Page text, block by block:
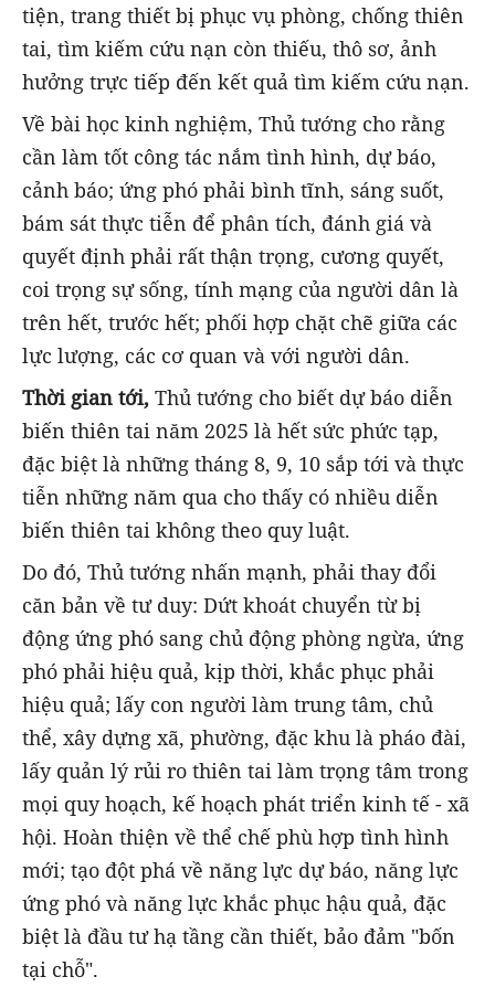
tiện, trang thiết bị phục vụ phòng, chống thiên
tai, tìm kiếm cứu nạn còn thiếu, thô sơ, ảnh
hưởng trực tiếp đến kết quả tìm kiếm cứu nạn.
Về bài học kinh nghiệm, Thủ tướng cho rằng
cần làm tốt công tác nắm tình hình, dự báo,
cảnh báo; ứng phó phải bình tĩnh, sáng suốt,
bám sát thực tiễn để phân tích, đánh giá và
quyết định phải rất thận trọng, cương quyết,
coi trọng sự sống, tính mạng của người dân là
trên hết, trước hết; phối hợp chặt chẽ giữa các
lực lượng, các cơ quan và với người dân.
Thời gian tới, Thủ tướng cho biết dự báo diễn
biến thiên tai năm 2025 là hết sức phức tạp,
đặc biệt là những tháng 8, 9, 10 sắp tới và thực
tiễn những năm qua cho thấy có nhiều diễn
biến thiên tai không theo quy luật.
Do đó, Thủ tướng nhấn mạnh, phải thay đổi
căn bản về tư duy: Dứt khoát chuyển từ bị
động ứng phó sang chủ động phòng ngừa, ứng
phó phải hiệu quả, kịp thời, khắc phục phải
hiệu quả; lấy con người làm trung tâm, chủ
thể, xây dựng xã, phường, đặc khu là pháo đài,
lấy quản lý rủi ro thiên tai làm trọng tâm trong
mọi quy hoạch, kế hoạch phát triển kinh tế - xã
hội. Hoàn thiện về thể chế phù hợp tình hình
mới; tạo đột phá về năng lực dự báo, năng lực
ứng phó và năng lực khắc phục hậu quả, đặc
biệt là đầu tư hạ tầng cần thiết, bảo đảm "bốn
tại chỗ".